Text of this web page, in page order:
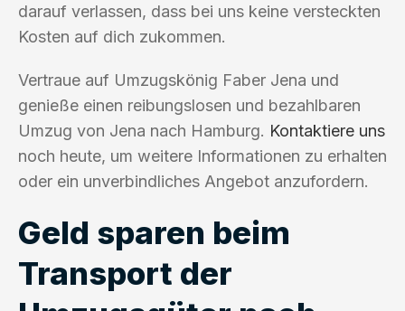
darauf verlassen, dass bei uns keine versteckten
Kosten auf dich zukommen.
Vertraue auf Umzugskönig Faber Jena und
genieße einen reibungslosen und bezahlbaren
Umzug von Jena nach Hamburg. Kontaktiere uns
noch heute, um weitere Informationen zu erhalten
oder ein unverbindliches Angebot anzufordern.
Geld sparen beim
Transport der